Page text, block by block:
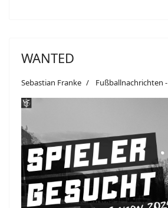
WANTED
Sebastian Franke Fußballnachrichten